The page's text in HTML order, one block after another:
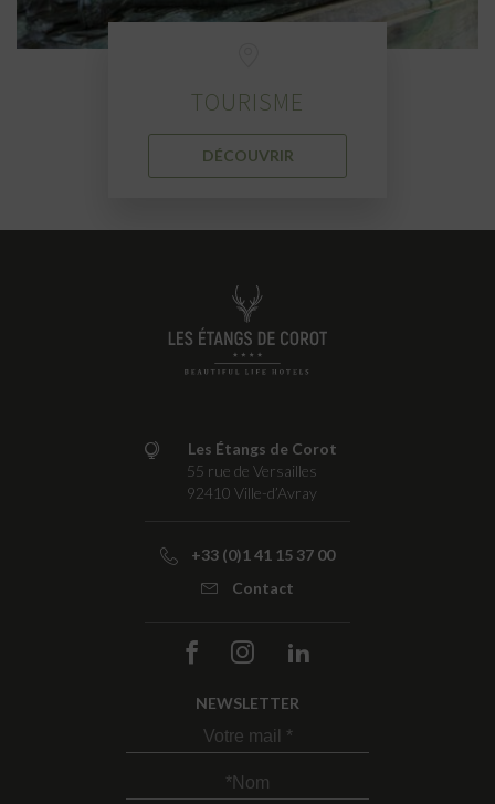
TOURISME
DÉCOUVRIR
Les Étangs de Corot
55 rue de Versailles
92410 Ville-d’Avray
+33 (0)1 41 15 37 00
Contact
NEWSLETTER